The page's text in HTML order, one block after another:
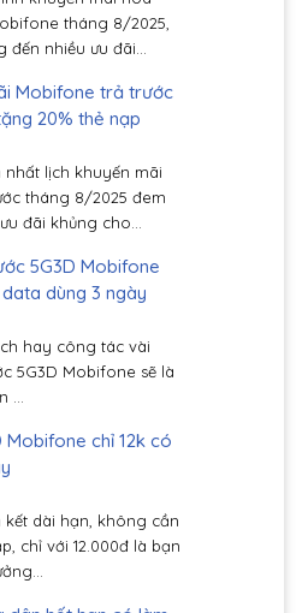
tháng 8/2025,
nhiều ưu đãi...
Mobifone trả trước
20% thẻ nạp
nhất lịch khuyến mãi
tháng 8/2025 đem
đãi khủng cho...
5G3D Mobifone
dùng 3 ngày
hay công tác vài
5G3D Mobifone sẽ là
Mobifone chỉ 12k có
dài hạn, không cần
chỉ với 12.000đ là bạn